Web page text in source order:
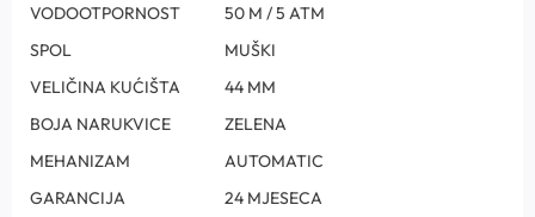
VODOOTPORNOST
50 M / 5 ATM
SPOL
MUŠKI
VELIČINA KUĆIŠTA
44 MM
BOJA NARUKVICE
ZELENA
MEHANIZAM
AUTOMATIC
GARANCIJA
24 MJESECA